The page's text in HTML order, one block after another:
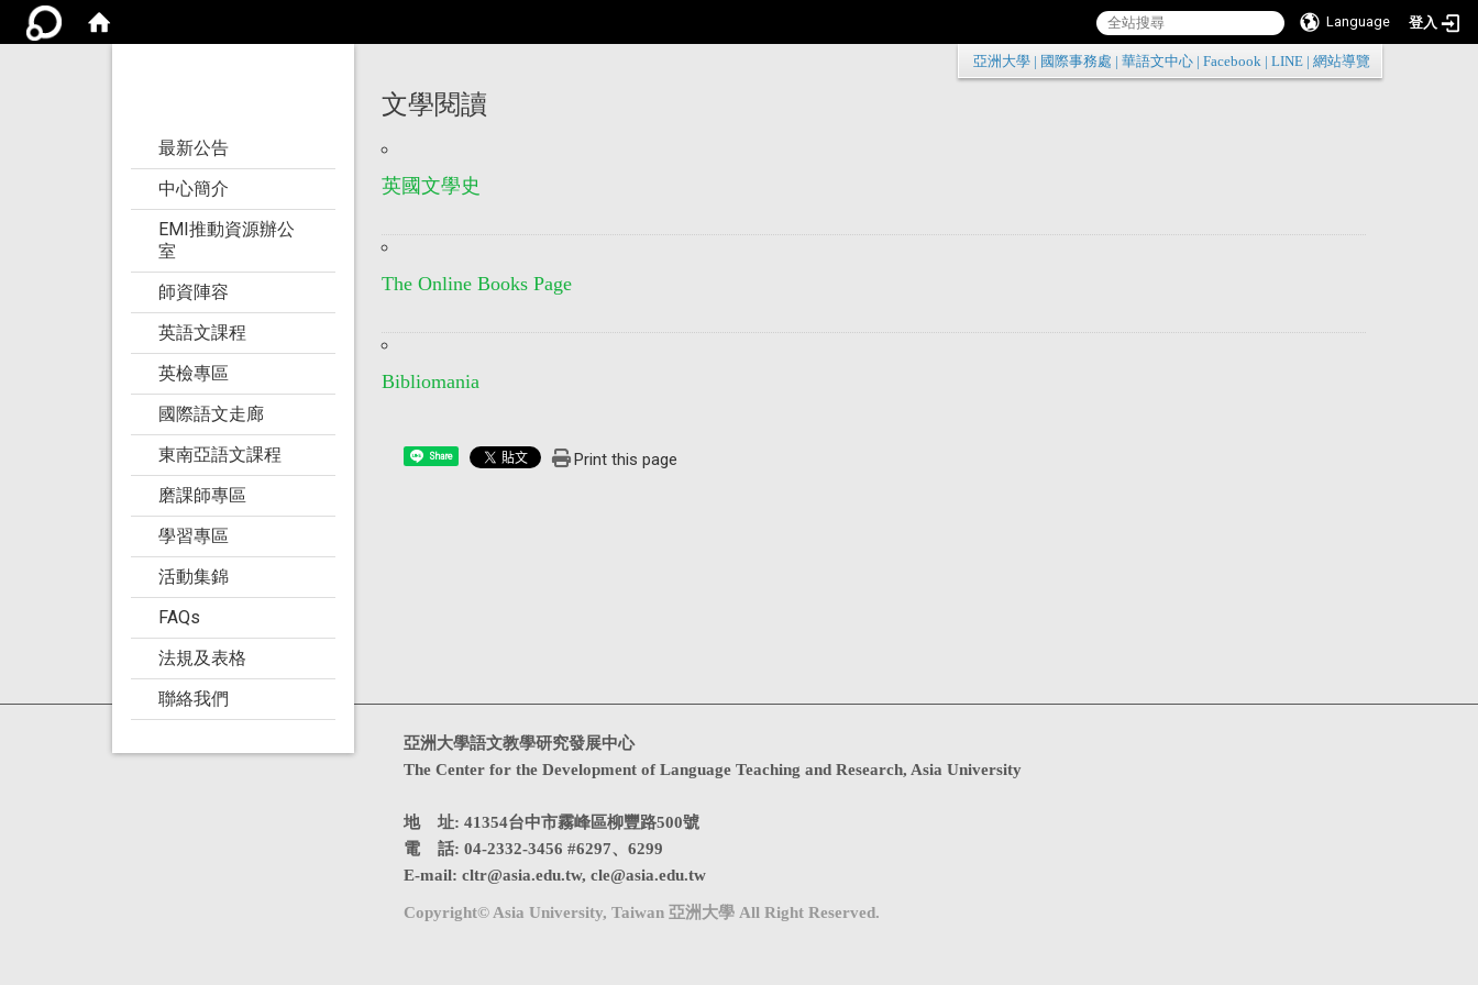
Language 登入
:::
亞洲大學 國際事務處 華語文中心 Facebook LINE 網站導覽
最新公告
中心簡介
EMI推動資源辦公
室
師資陣容
英語文課程
英檢專區
國際語文走廊
東南亞語文課程
磨課師專區
學習專區
活動集錦
FAQs
法規及表格
聯絡我們
文學閱讀
英國文學史
The Online Books Page
Bibliomania
Share Print this page
亞洲大學語文教學研究發展中心
The Center for the Development of Language Teaching and Research, Asia University
地 址: 41354台中市霧峰區柳豐路500號
電 話: 04-2332-3456 #6297、6299
E-mail: cltr@asia.edu.tw, cle@asia.edu.tw
Copyright© Asia University, Taiwan 亞洲大學 All Right Reserved.